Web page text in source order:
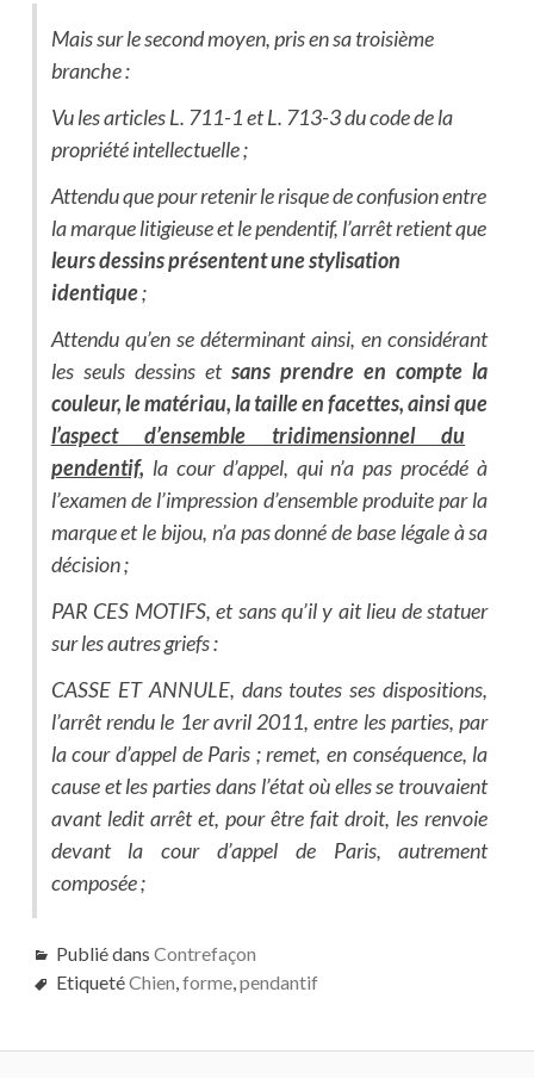
Mais sur le second moyen, pris en sa troisième
branche :
Vu les articles L. 711-1 et L. 713-3 du code de la
propriété intellectuelle ;
Attendu que pour retenir le risque de confusion entre
la marque litigieuse et le pendentif, l’arrêt retient que
leurs dessins présentent une stylisation
identique;
Attendu qu’en se déterminant ainsi, en considérant
les seuls dessins et sans prendre en compte la
couleur, le matériau, la taille en facettes, ainsi que
l’aspect d’ensemble tridimensionnel du
pendentif, la cour d’appel, qui n’a pas procédé à
l’examen de l’impression d’ensemble produite par la
marque et le bijou, n’a pas donné de base légale à sa
décision ;
PAR CES MOTIFS, et sans qu’il y ait lieu de statuer
sur les autres griefs :
CASSE ET ANNULE, dans toutes ses dispositions,
l’arrêt rendu le 1er avril 2011, entre les parties, par
la cour d’appel de Paris ; remet, en conséquence, la
cause et les parties dans l’état où elles se trouvaient
avant ledit arrêt et, pour être fait droit, les renvoie
devant la cour d’appel de Paris, autrement
composée ;
Publié dans Contrefaçon
EtiquetéChien,forme,pendantif